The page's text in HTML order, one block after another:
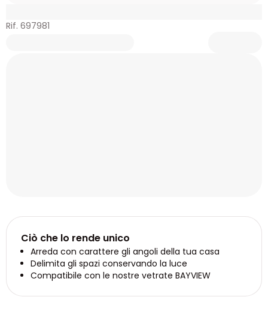
Rif. 697981
Ciò che lo rende unico
Arreda con carattere gli angoli della tua casa
Delimita gli spazi conservando la luce
Compatibile con le nostre vetrate BAYVIEW